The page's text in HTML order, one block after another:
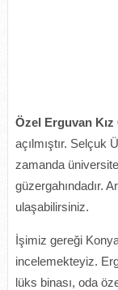
Özel Erguvan
açılmıştır. Selçuk
zamanda
güzergahındadır.
ulaşabilirsiniz.
İşimiz gereği
incelemekteyiz.
lüks binası, oda